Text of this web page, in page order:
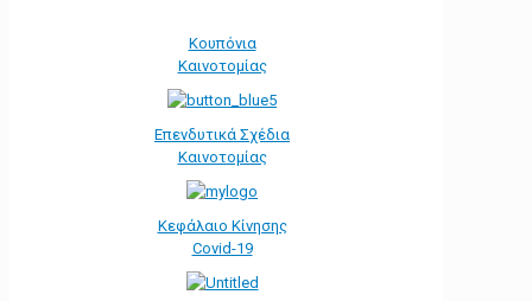
Κουπόνια
Καινοτομίας
Επενδυτικά Σχέδια
Καινοτομίας
Κεφάλαιο Κίνησης
Covid-19